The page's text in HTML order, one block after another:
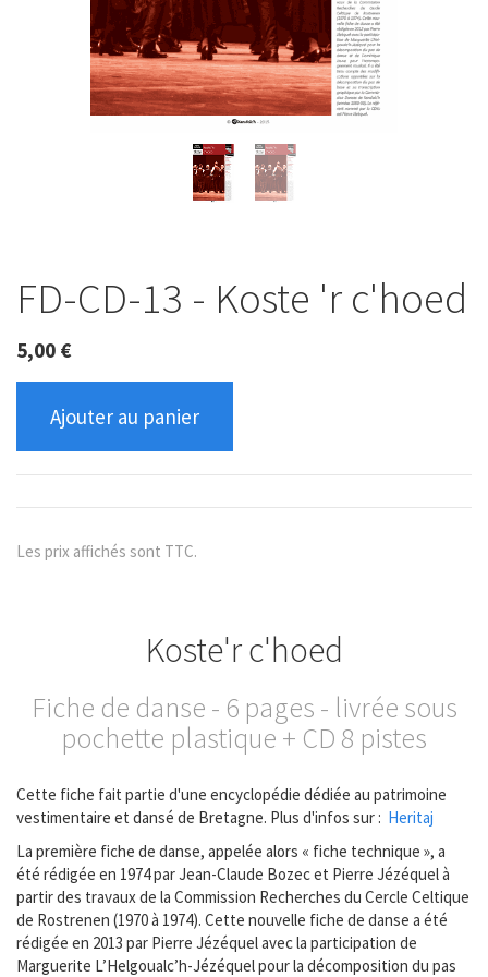
FD-CD-13 - Koste 'r c'hoed
5,00 €
Ajouter au panier
Les prix affichés sont TTC.
Koste'r c'hoed
Fiche de danse - 6 pages - livrée sous
pochette plastique + CD 8 pistes
Cette fiche fait partie d'une encyclopédie dédiée au patrimoine
vestimentaire et dansé de Bretagne. Plus d'infos sur : Heritaj
La première fiche de danse, appelée alors « fiche technique », a
été rédigée en 1974 par Jean-Claude Bozec et Pierre Jézéquel à
partir des travaux de la Commission Recherches du Cercle Celtique
de Rostrenen (1970 à 1974). Cette nouvelle fiche de danse a été
rédigée en 2013 par Pierre Jézéquel avec la participation de
Marguerite L’Helgoualc’h-Jézéquel pour la décomposition du pas